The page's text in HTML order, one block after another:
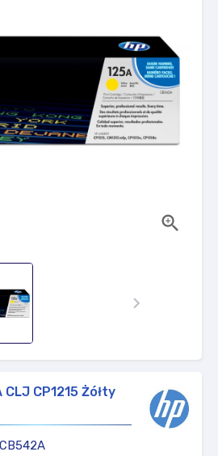


CLJ CP1215 Żółty
CB542A